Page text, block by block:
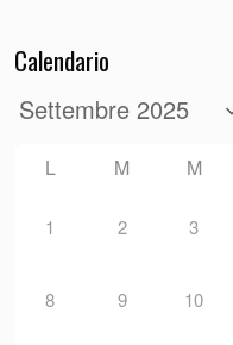
Calendario
L M M
1 2 3
8 9 10